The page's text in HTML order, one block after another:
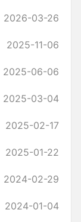
2026-03-26
2025-11-06
2025-06-06
2025-03-04
2025-02-17
2025-01-22
2024-02-29
2024-01-04